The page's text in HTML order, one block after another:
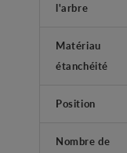
l'arbre
Matériau
étanchéité
Position
Nombre de